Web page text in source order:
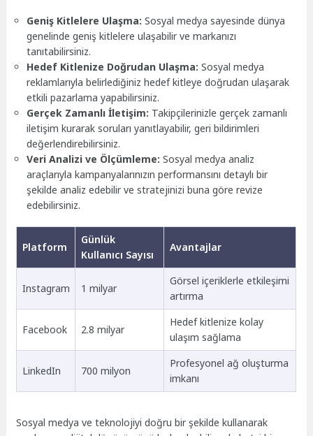
Geniş Kitlelere Ulaşma: Sosyal medya sayesinde dünya
genelinde geniş kitlelere ulaşabilir ve markanızı
tanıtabilirsiniz.
Hedef Kitlenize Doğrudan Ulaşma: Sosyal medya
reklamlarıyla belirlediğiniz hedef kitleye doğrudan ulaşarak
etkili pazarlama yapabilirsiniz.
Gerçek Zamanlı İletişim: Takipçilerinizle gerçek zamanlı
iletişim kurarak soruları yanıtlayabilir, geri bildirimleri
değerlendirebilirsiniz.
Veri Analizi ve Ölçümleme: Sosyal medya analiz
araçlarıyla kampanyalarınızın performansını detaylı bir
şekilde analiz edebilir ve stratejinizi buna göre revize
edebilirsiniz.
Platform
Günlük
Kullanıcı Sayısı
Avantajlar
Instagram 1 milyar
Görsel içeriklerle etkileşimi
artırma
Facebook 2.8 milyar
Hedef kitlenize kolay
ulaşım sağlama
LinkedIn 700 milyon
Profesyonel ağ oluşturma
imkanı
Sosyal medya ve teknolojiyi doğru bir şekilde kullanarak